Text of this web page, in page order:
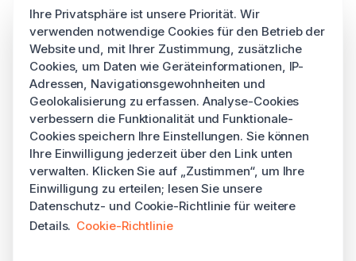
Ihre Privatsphäre ist unsere Priorität. Wir
verwenden notwendige Cookies für den Betrieb der
Website und, mit Ihrer Zustimmung, zusätzliche
Cookies, um Daten wie Geräteinformationen, IP-
Adressen, Navigationsgewohnheiten und
Geolokalisierung zu erfassen. Analyse-Cookies
verbessern die Funktionalität und Funktionale-
Cookies speichern Ihre Einstellungen. Sie können
Ihre Einwilligung jederzeit über den Link unten
verwalten. Klicken Sie auf „Zustimmen“, um Ihre
Einwilligung zu erteilen; lesen Sie unsere
Datenschutz- und Cookie-Richtlinie für weitere
Details. Cookie-Richtlinie